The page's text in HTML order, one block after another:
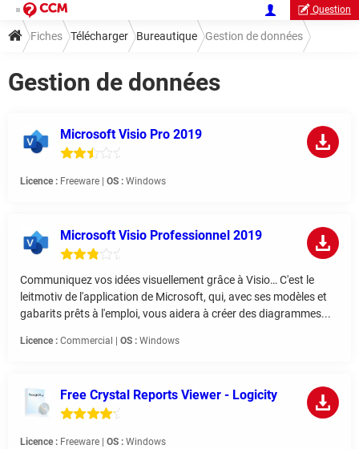
Question
Fiches Télécharger Bureautique Gestion de données
Gestion de données
Microsoft Visio Pro 2019
Licence : Freeware | OS : Windows
Microsoft Visio Professionnel 2019
Communiquez vos idées visuellement grâce à Visio… C'est le
leitmotiv de l'application de Microsoft, qui, avec ses modèles et
gabarits prêts à l'emploi, vous aidera à créer des diagrammes...
Licence : Commercial | OS : Windows
Free Crystal Reports Viewer - Logicity
Licence : Freeware | OS : Windows